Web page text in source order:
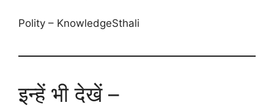
Polity – KnowledgeSthali
इन्हें भी देखें –